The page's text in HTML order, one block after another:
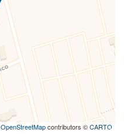
OpenStreetMapcontributors ©CARTO